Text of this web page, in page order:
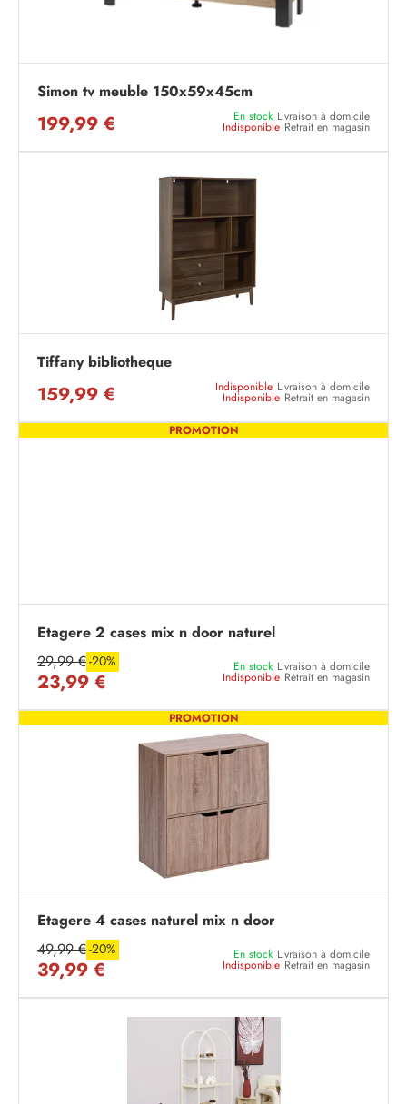
Simon tv meuble 150x59x45cm
199,99 € En stock Livraison à domicile
Indisponible Retrait en magasin
Tiffany bibliotheque
159,99 € Indisponible Livraison à domicile
Indisponible Retrait en magasin
PROMOTION
Etagere 2 cases mix n door naturel
29,99 €-20%
23,99 €
En stock Livraison à domicile
Indisponible Retrait en magasin
PROMOTION
Etagere 4 cases naturel mix n door
49,99 €-20%
39,99 €
En stock Livraison à domicile
Indisponible Retrait en magasin